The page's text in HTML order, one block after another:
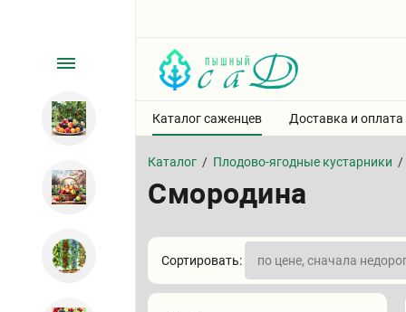
Каталог саженцев Доставка и оплата
Каталог / Плодово-ягодные кустарники /
Смородина
Сортировать: